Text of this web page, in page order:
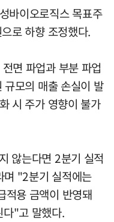
바이오로직스 목표주
로 하향 조정했다.
면 파업과 부분 파업
모의 매출 손실이 발
시 주가 영향이 불가
않는다면 2분기 실적
며 "2분기 실적에는
적용 금액이 반영돼
다"고 말했다.